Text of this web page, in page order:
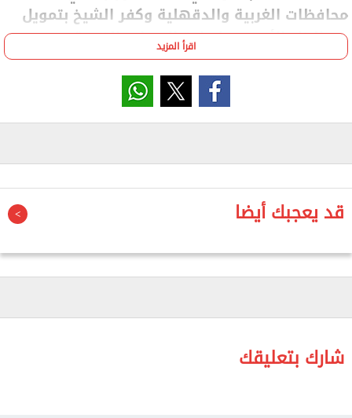
محافظات الغربية والدقهلية وكفر الشيخ بتمويل
من البنك الأوروبي لإعادة الإعمار والتنمية بـ79
مليون يورو، ومنحة من الاتحاد الأوروبي بـ8 ملايين
حضر الاجتماع الدكتور هشام الهلباوي مساعد الوزيرة
إدارة المخلفات، والدكتور عبده محمدين مدير وحدة تنفيذ
المشروع وممثلي الوحدة.
وخلال الاجتماع استعرضت وزيرة التنمية المحلية والبيئة
ما تم تنفيذه فيما يخص المشروعات المستهدفة
بالمشروع لتطوير منظومة الإدارة المتكاملة للمخلفات
إنشاء 5 مصانع لتدوير المخلفات وكذا محطتين نقل وسيط
الدقهلية، إلى جانب تطوير الجراجات والحملات
اقرأ المزيد
قد يعجبك أيضا
شارك بتعليقك